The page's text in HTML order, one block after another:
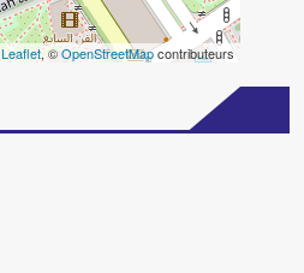
Leaflet, ©OpenStreetMapcontributeurs